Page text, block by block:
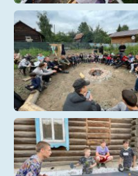
iVlNkepFgCo